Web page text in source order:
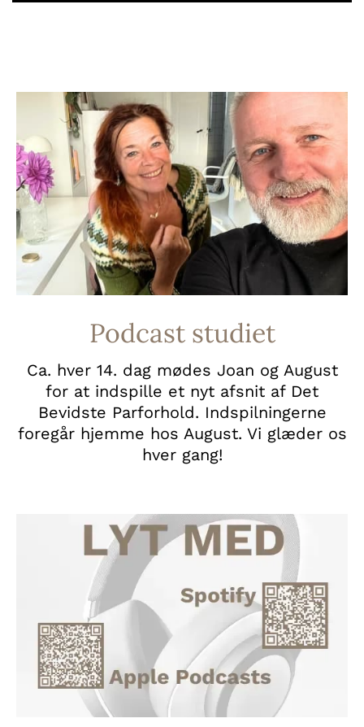
Podcast studiet
Ca. hver 14. dag mødes Joan og August
for at indspille et nyt afsnit af Det
Bevidste Parforhold. Indspilningerne
foregår hjemme hos August. Vi glæder os
hver gang!